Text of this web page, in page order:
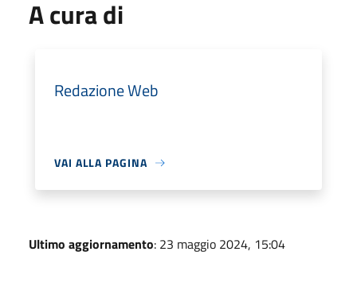
A cura di
Redazione Web
VAI ALLA PAGINA
Ultimo aggiornamento: 23 maggio 2024, 15:04